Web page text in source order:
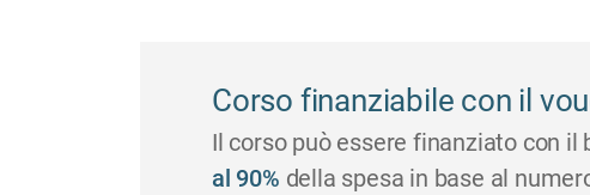
Corso finanziabile con il
Il corso può essere finanziato con il
al 90% della spesa in base al